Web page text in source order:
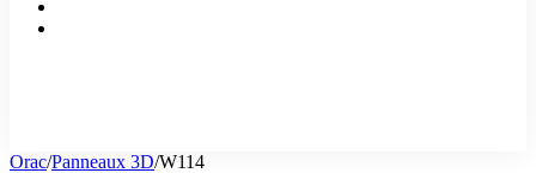
Orac/Panneaux 3D/W114